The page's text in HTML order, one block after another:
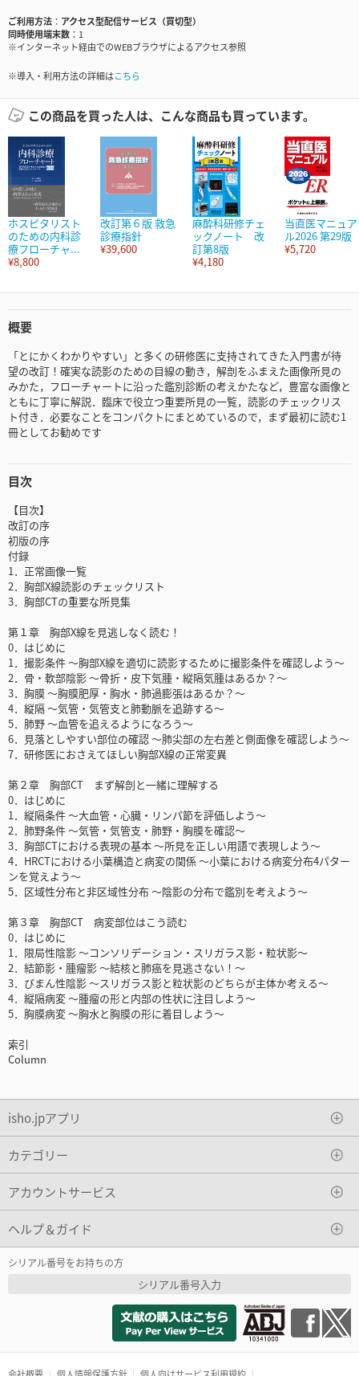
ご利用方法
アクセス型配信サービス（買切型）
同時使用端末数
1
※インターネット経由でのWEBブラウザによるアクセス参照
※導入・利用方法の詳細はこちら
この商品を買った人は、こんな商品も買っています。
ホスピタリスト
のための内科診
療フローチャ...
¥8,800
改訂第６版 救急
診療指針
¥39,600
麻酔科研修チェ
ックノート 改
訂第8版
¥4,180
当直医マニュア
ル2026 第29版
¥5,720
概要
「とにかくわかりやすい」と多くの研修医に支持されてきた入門書が待
望の改訂！確実な読影のための目線の動き，解剖をふまえた画像所見の
みかた，フローチャートに沿った鑑別診断の考えかたなど，豊富な画像と
ともに丁寧に解説．臨床で役立つ重要所見の一覧，読影のチェックリス
ト付き．必要なことをコンパクトにまとめているので，まず最初に読む1
冊としてお勧めです
目次
【目次】
改訂の序
初版の序
付録
1．正常画像一覧
2．胸部X線読影のチェックリスト
3．胸部CTの重要な所見集
第１章 胸部X線を見逃しなく読む！
0．はじめに
1．撮影条件 ～胸部X線を適切に読影するために撮影条件を確認しよう～
2．骨・軟部陰影 ～骨折・皮下気腫・縦隔気腫はあるか？～
3．胸膜 ～胸膜肥厚・胸水・肺過膨張はあるか？～
4．縦隔 ～気管・気管支と肺動脈を追跡する～
5．肺野 ～血管を追えるようになろう～
6．見落としやすい部位の確認 ～肺尖部の左右差と側面像を確認しよう～
7．研修医におさえてほしい胸部X線の正常変異
第２章 胸部CT まず解剖と一緒に理解する
0．はじめに
1．縦隔条件 ～大血管・心臓・リンパ節を評価しよう～
2．肺野条件 ～気管・気管支・肺野・胸膜を確認～
3．胸部CTにおける表現の基本 ～所見を正しい用語で表現しよう～
4．HRCTにおける小葉構造と病変の関係 ～小葉における病変分布4パター
ンを覚えよう～
5．区域性分布と非区域性分布 ～陰影の分布で鑑別を考えよう～
第３章 胸部CT 病変部位はこう読む
0．はじめに
1．限局性陰影 ～コンソリデーション・スリガラス影・粒状影～
2．結節影・腫瘤影 ～結核と肺癌を見逃さない！～
3．びまん性陰影 ～スリガラス影と粒状影のどちらが主体か考える～
4．縦隔病変 ～腫瘤の形と内部の性状に注目しよう～
5．胸膜病変 ～胸水と胸膜の形に着目しよう～
索引
Column
isho.jpアプリ
カテゴリー
アカウントサービス
ヘルプ＆ガイド
シリアル番号をお持ちの方
シリアル番号入力